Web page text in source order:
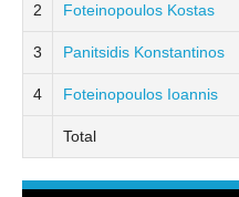
2 Foteinopoulos Kostas
3 Panitsidis Konstantinos
4 Foteinopoulos Ioannis
Total